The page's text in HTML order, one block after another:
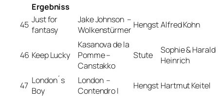
Ergebniss
45 Just for
fantasy
Jake Johnson –
Wolkenstürmer Hengst Alfred Kohn
46 Keep Lucky
Kasanova de la
Pomme –
Canstakko
Stute
Sophie & Harald
Heinrich
47 London´s
Boy
London –
Contendro I
Hengst Hartmut Keitel